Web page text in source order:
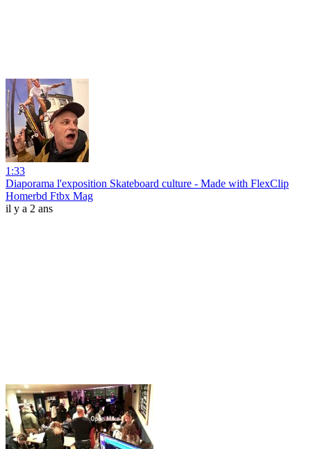
1:33
Diaporama l'exposition Skateboard culture ‑ Made with FlexClip
Homerbd Ftbx Mag
il y a 2 ans